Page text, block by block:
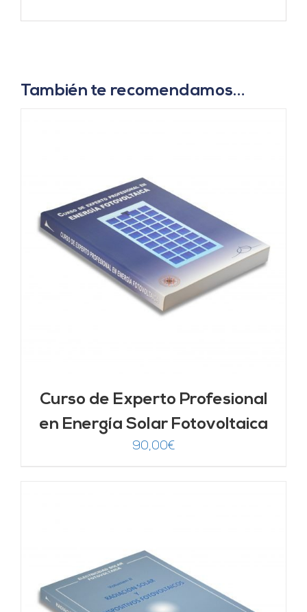
También te recomendamos…
Curso de Experto Profesional
en Energía Solar Fotovoltaica
90,00€